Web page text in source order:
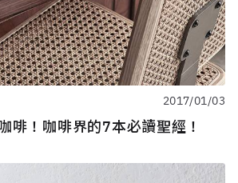
2017/01/03
啡！咖啡界的7本必讀聖經！